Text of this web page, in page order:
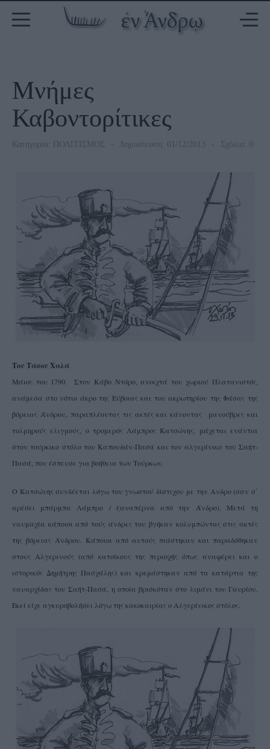
Μνήμες
Καβοντορίτικες
Κατηγορία: ΠΟΛΙΤΙΣΜΟΣ Δημοσίευση: 01/12/2013 Σχόλια: 0
Του Τάσου Χαλά
Μάιος του 1790. Στον Κάβο Ντόρο, ανοιχτά του χωριού Πλατανιστός,
ανάμεσα στο νότιο άκρο της Εύβοιας και του ακρωτηρίου της Φάσας της
βόρειας Άνδρου, παραπλέοντας τις ακτές και κάνοντας μανούβρες και
τολμηρούς ελιγμούς, ο τρομερός Λάμπρος Κατσώνης, μάχεται ενάντια
στον τούρκικο στόλο του Καπουδάν-Πασά και τον αλγερίνικο του Σαήτ-
Πασά, που έσπευσε για βοήθεια των Τούρκων.
Ο Κατσώνης συνδέεται λόγω του γνωστού δίστιχου με την Ανδρο (σαν σ΄
αρέσει μπάρμπα Λάμπρο / ξαναπέρνα από την Άνδρο). Μετά τη
ναυμαχία κάποιοι από τούς άνδρες του βγήκαν κολυμπώντας στις ακτές
της βόρειας Άνδρου. Κάποιοι από αυτούς πιάστηκαν και παραδόθηκαν
στους Αλγερινούς (από κατοίκους της περιοχής όπως αναφέρει και ο
ιστορικός Δημήτρης Πασχάλης) και κρεμάστηκαν από τα κατάρτια της
ναυαρχίδας του Σαήτ-Πασά, η οποία βρισκόταν στο λιμάνι του Γαυρίου.
Εκεί είχε αγκυροβολήσει λόγω της κακοκαιρίας ο Αλγερίνικος στόλος.